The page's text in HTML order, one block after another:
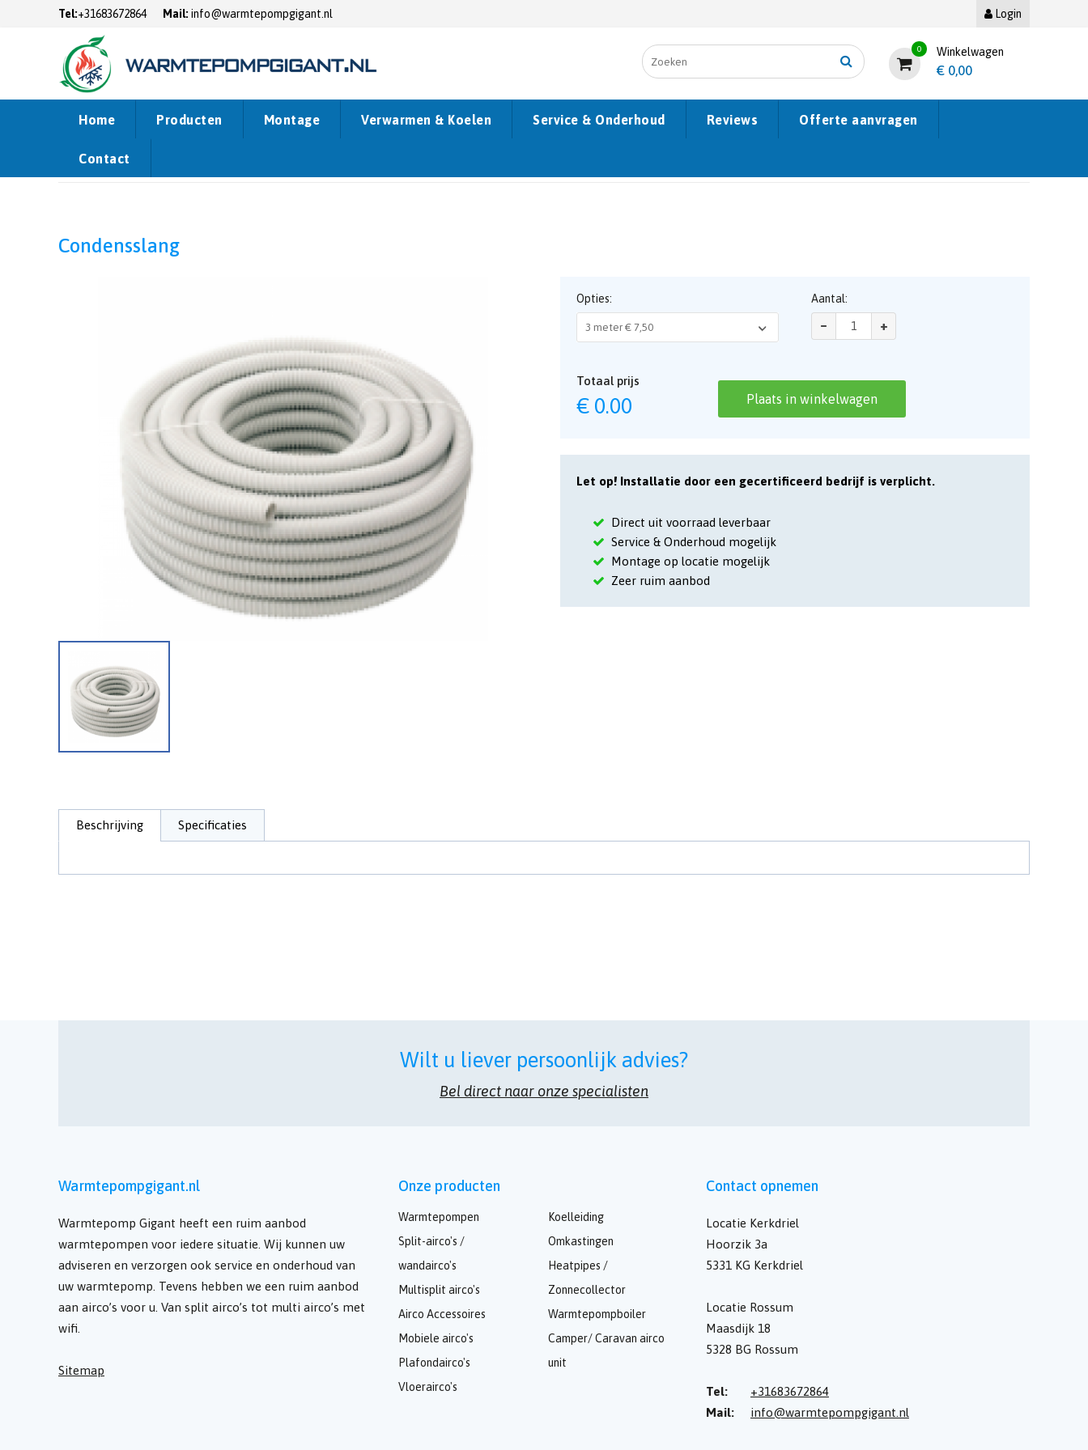
Tel:+31683672864 Mail: info@warmtepompgigant.nl Login
0 Winkelwagen
€ 0,00
Home Producten Montage Verwarmen & Koelen Service & Onderhoud Reviews Offerte aanvragen
Contact
Home Webshop
Condensslang
Opties: Aantal:
– +
Totaal prijs
€ 0.00 Plaats in winkelwagen
Let op! Installatie door een gecertificeerd bedrijf is verplicht.
Direct uit voorraad leverbaar
Service & Onderhoud mogelijk
Montage op locatie mogelijk
Zeer ruim aanbod
Beschrijving Specificaties
Wilt u liever persoonlijk advies?
Bel direct naar onze specialisten
Warmtepompgigant.nl
Warmtepomp Gigant heeft een ruim aanbod
warmtepompen voor iedere situatie. Wij kunnen uw
adviseren en verzorgen ook service en onderhoud van
uw warmtepomp. Tevens hebben we een ruim aanbod
aan airco’s voor u. Van split airco’s tot multi airco’s met
wifi.
Sitemap
Onze producten
Warmtepompen
Split-airco's /
wandairco's
Multisplit airco's
Airco Accessoires
Mobiele airco's
Plafondairco's
Vloerairco's
Koelleiding
Omkastingen
Heatpipes /
Zonnecollector
Warmtepompboiler
Camper/ Caravan airco
unit
Contact opnemen
Locatie Kerkdriel
Hoorzik 3a
5331 KG Kerkdriel
Locatie Rossum
Maasdijk 18
5328 BG Rossum
Tel:
+31683672864
Mail:
info@warmtepompgigant.nl